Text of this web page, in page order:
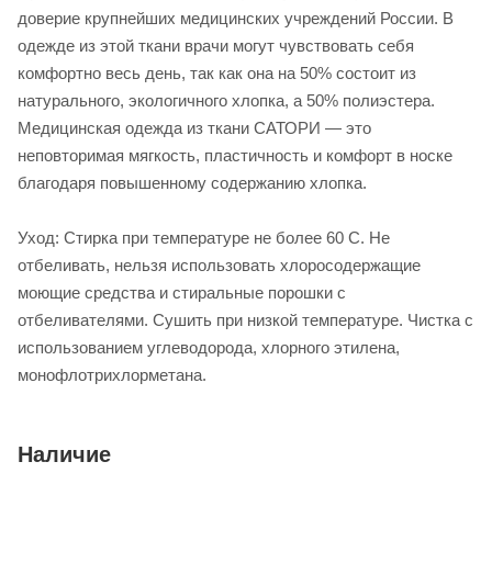
доверие крупнейших медицинских учреждений России. В
одежде из этой ткани врачи могут чувствовать себя
комфортно весь день, так как она на 50% состоит из
натурального, экологичного хлопка, а 50% полиэстера.
Медицинская одежда из ткани САТОРИ — это
неповторимая мягкость, пластичность и комфорт в носке
благодаря повышенному содержанию хлопка.
Уход: Стирка при температуре не более 60 С. Не
отбеливать, нельзя использовать хлоросодержащие
моющие средства и стиральные порошки с
отбеливателями. Сушить при низкой температуре. Чистка с
использованием углеводорода, хлорного этилена,
монофлотрихлорметана.
Наличие